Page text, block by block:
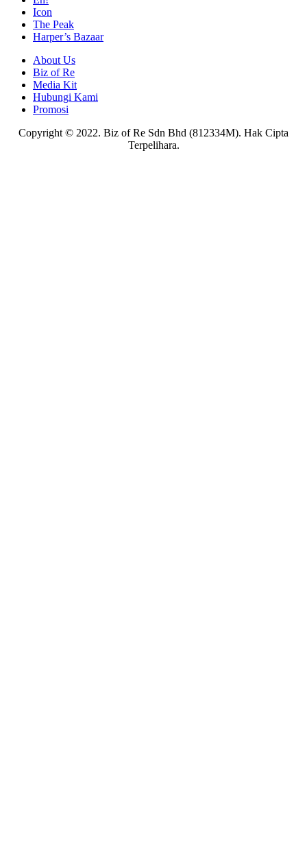
Icon
The Peak
Harper’s Bazaar
About Us
Biz of Re
Media Kit
Hubungi Kami
Promosi
Copyright © 2022. Biz of Re Sdn Bhd (812334M). Hak Cipta
Terpelihara.